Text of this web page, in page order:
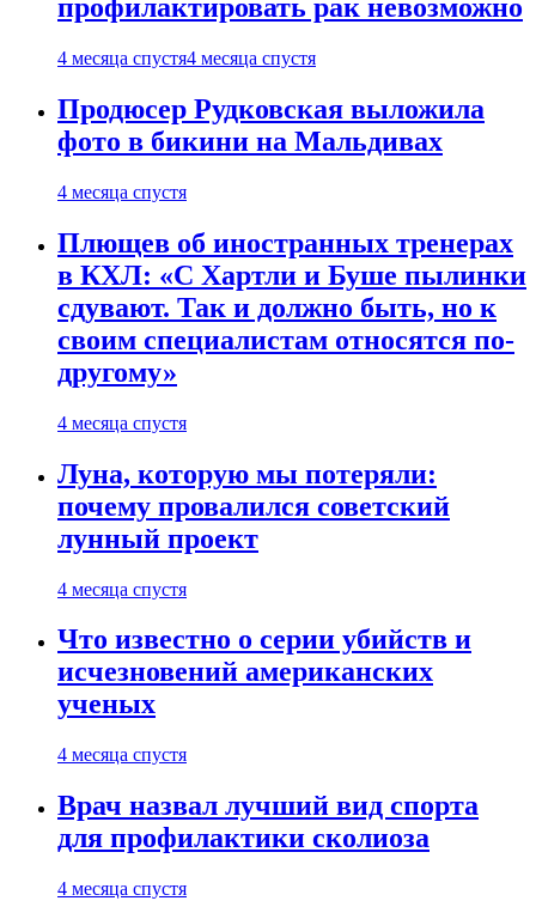
профилактировать рак невозможно
4 месяца спустя4 месяца спустя
Продюсер Рудковская выложила
фото в бикини на Мальдивах
4 месяца спустя
Плющев об иностранных тренерах
в КХЛ: «С Хартли и Буше пылинки
сдувают. Так и должно быть, но к
своим специалистам относятся по-
другому»
4 месяца спустя
Луна, которую мы потеряли:
почему провалился советский
лунный проект
4 месяца спустя
Что известно о серии убийств и
исчезновений американских
ученых
4 месяца спустя
Врач назвал лучший вид спорта
для профилактики сколиоза
4 месяца спустя